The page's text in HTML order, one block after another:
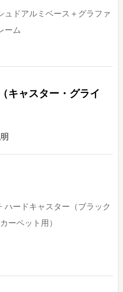
ュドアルミベース＋グラファ
ーム
ャスター・グライ
ハードキャスター（ブラック
ーペット用）